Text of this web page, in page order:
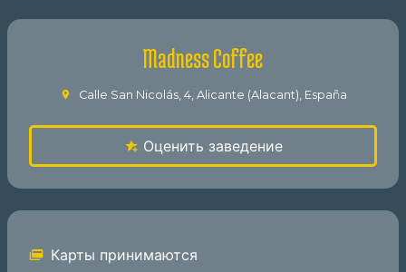
Madness Coffee
Calle San Nicolás, 4, Alicante (Alacant), España
Оценить заведение
Карты принимаются